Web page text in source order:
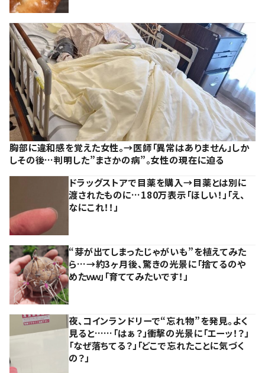
胸部に違和感を覚えた女性。→医師「異常はありません」しか
しその後…判明した”まさかの病”。女性の現在に迫る
ドラッグストアで目薬を購入→目薬とは別に
渡されたものに…180万表示「ほしい！」「え、
なにこれ！！」
“芽が出てしまったじゃがいも”を植えてみた
ら…→約3ヶ月後、驚きの光景に「捨てるのや
めたｗｗ」「育ててみたいです！」
夜、コインランドリーで“忘れ物”を発見。よく
見ると……「はぁ？」衝撃の光景に「エーッ！？」
「なぜ落ちてる？」「どこで忘れたことに気づく
の？」